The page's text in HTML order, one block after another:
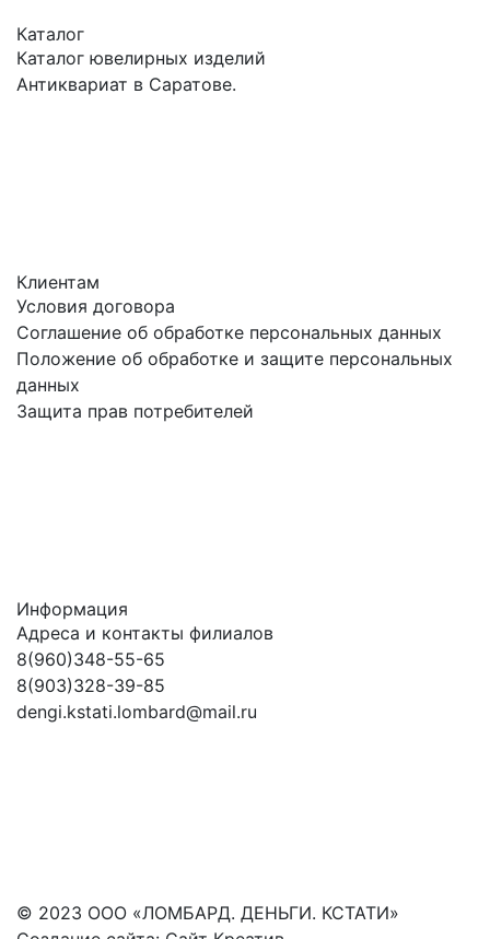
Каталог
Каталог ювелирных изделий
Антиквариат в Саратове.
Клиентам
Условия договора
Соглашение об обработке персональных данных
Положение об обработке и защите персональных
данных
Защита прав потребителей
Информация
Адреса и контакты филиалов
8(960)348-55-65
8(903)328-39-85
dengi.kstati.lombard@mail.ru
© 2023 ООО «ЛОМБАРД. ДЕНЬГИ. КСТАТИ»